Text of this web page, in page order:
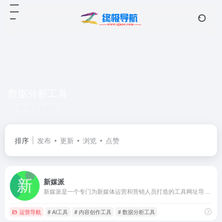
排序 发布 更新 浏览 点赞
新媒派
运营导航 # AI工具 # 内容创作工具 # 数据分析工具